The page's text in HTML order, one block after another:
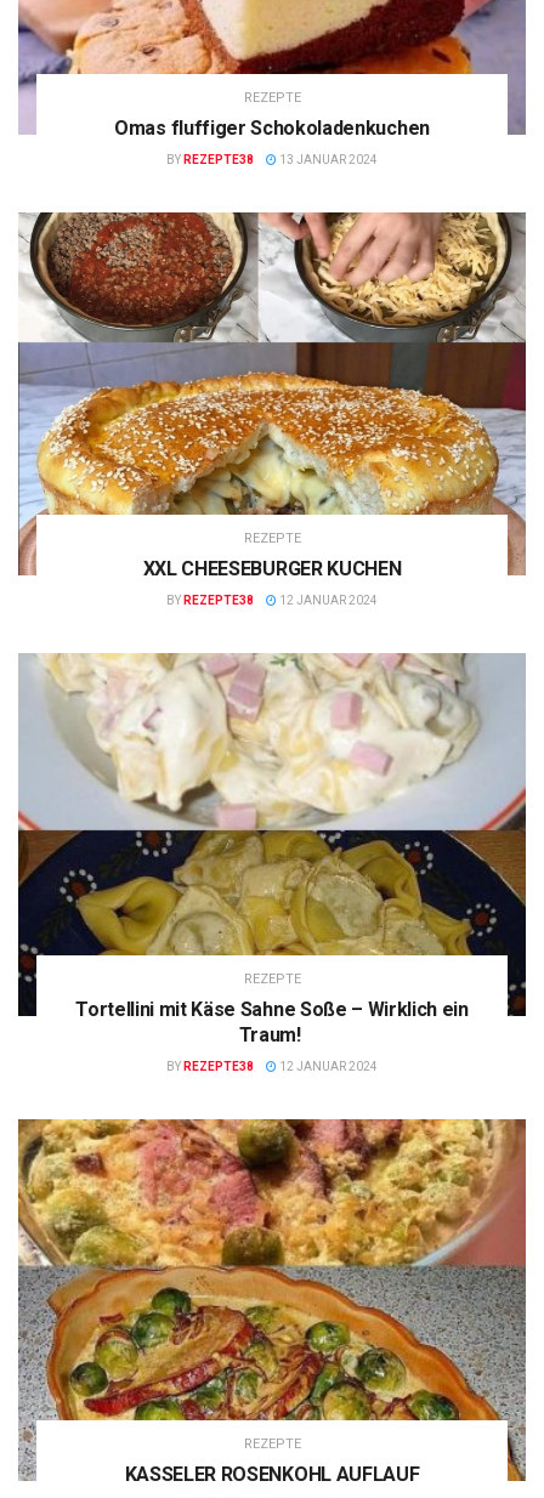
REZEPTE
Omas fluffiger Schokoladenkuchen
BY REZEPTE38 13 JANUAR 2024
REZEPTE
XXL CHEESEBURGER KUCHEN
BY REZEPTE38 12 JANUAR 2024
REZEPTE
Tortellini mit Käse Sahne Soße – Wirklich ein
Traum!
BY REZEPTE38 12 JANUAR 2024
REZEPTE
KASSELER ROSENKOHL AUFLAUF